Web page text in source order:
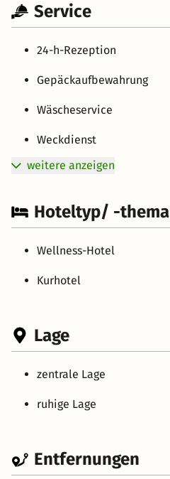
Service
24-h-Rezeption
Gepäckaufbewahrung
Wäscheservice
Weckdienst
weitere anzeigen
Hoteltyp/ -thema
Wellness-Hotel
Kurhotel
Lage
zentrale Lage
ruhige Lage
Entfernungen